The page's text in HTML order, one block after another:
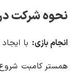
نحوه شرکت
انجام بازی: با
همستر کامبت